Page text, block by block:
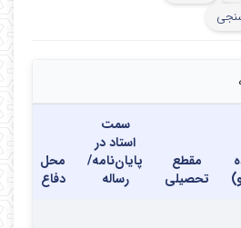
مقطع
تحصیلی
سمت
استاد در
پایان‌نامه/
رساله
محل
دفاع